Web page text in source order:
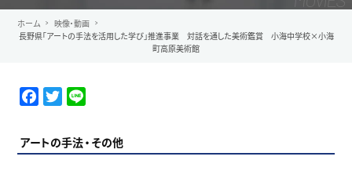
ホーム
映像・動画
長野県「アートの手法を活用した学び」推進事業 対話を通した美術鑑賞 小海中学校×小海
町高原美術館
アートの手法 その他
F
c
e
T
i
t
n
e